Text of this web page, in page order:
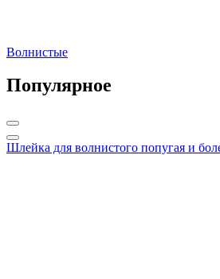
Волнистые
Популярное
Шлейка для волнистого попугая и